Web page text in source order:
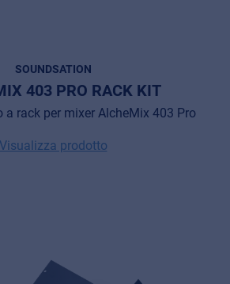
SOUNDSATION
403 PRO RACK KIT
a rack per mixer AlcheMix 403 Pro
Visualizza prodotto